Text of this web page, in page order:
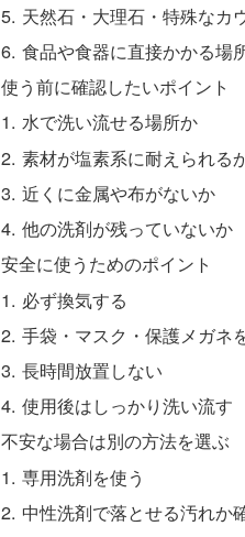
天然石・大理石・特殊なカ
食品や食器に直接かかる場
使う前に確認したいポイント
水で洗い流せる場所か
素材が塩素系に耐えられる
近くに金属や布がないか
他の洗剤が残っていないか
安全に使うためのポイント
必ず換気する
手袋・マスク・保護メガネ
長時間放置しない
使用後はしっかり洗い流す
不安な場合は別の方法を選ぶ
専用洗剤を使う
中性洗剤で落とせる汚れか